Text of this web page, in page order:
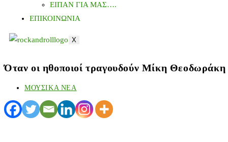
ΕΙΠΑΝ ΓΙΑ ΜΑΣ….
ΕΠΙΚΟΙΝΩΝΙΑ
X
Όταν οι ηθοποιοί τραγουδούν Μίκη Θεοδωράκη
ΜΟΥΣΙΚΑ ΝΕΑ